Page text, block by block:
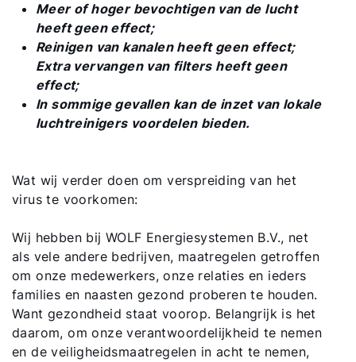
Meer of hoger bevochtigen van de lucht
heeft geen effect;
Reinigen van kanalen heeft geen effect;
Extra vervangen van filters heeft geen
effect;
In sommige gevallen kan de inzet van lokale
luchtreinigers voordelen bieden.
Wat wij verder doen om verspreiding van het
virus te voorkomen:
Wij hebben bij WOLF Energiesystemen B.V., net
als vele andere bedrijven, maatregelen getroffen
om onze medewerkers, onze relaties en ieders
families en naasten gezond proberen te houden.
Want gezondheid staat voorop. Belangrijk is het
daarom, om onze verantwoordelijkheid te nemen
en de veiligheidsmaatregelen in acht te nemen,
Ook interessant?
Downloads
Service App